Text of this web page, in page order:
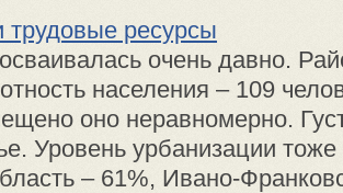
трудовые ресурсы
очень давно.
населения – 109
оно неравномерно.
Уровень урбанизации
– 61%, Ивано-